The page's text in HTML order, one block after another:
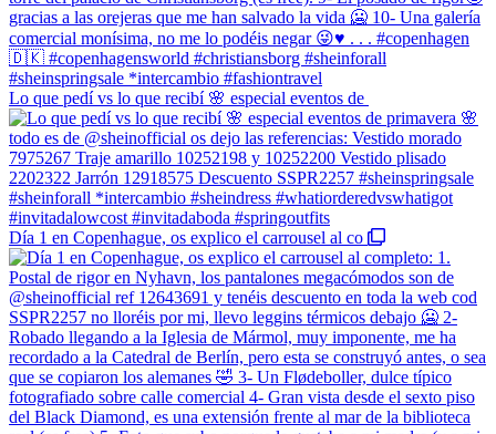
Lo que pedí vs lo que recibí 🌸 especial eventos de
Día 1 en Copenhague, os explico el carrousel al co